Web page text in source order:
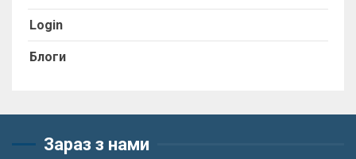
Login
Блоги
Зараз з нами